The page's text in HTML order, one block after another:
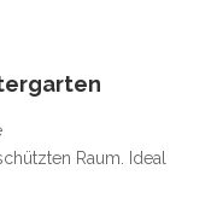
Raum. Ideal